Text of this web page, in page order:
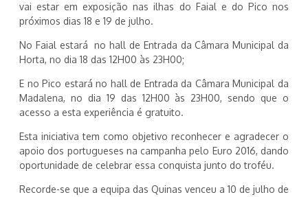
vai estar em exposição nas ilhas do Faial e do Pico nos
próximos dias 18 e 19 de julho.
No Faial estará no hall de Entrada da Câmara Municipal da
Horta, no dia 18 das 12H00 às 23H00;
E no Pico estará no hall de Entrada da Câmara Municipal da
Madalena, no dia 19 das 12H00 às 23H00, sendo que o
acesso a esta experiência é gratuito.
Esta iniciativa tem como objetivo reconhecer e agradecer o
apoio dos portugueses na campanha pelo Euro 2016, dando
oportunidade de celebrar essa conquista junto do troféu.
Recorde-se que a equipa das Quinas venceu a 10 de julho de